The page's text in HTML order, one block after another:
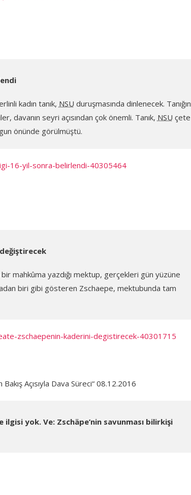
kadın tanık, NSU duruşmasında dinlenecek. Tanığın
davanın seyri açısından çok önemli. Tanık, NSU çete
önünde görülmüştü.
16-yil-sonra-belirlendi-40305464
mahkûma yazdığı mektup, gerçekleri gün yüzüne
biri gibi gösteren Zschaepe, mektubunda tam
zschaepenin-kaderini-degistirecek-40301715
Açısıyla Dava Süreci“ 08.12.2016
ilgisi yok. Ve: Zschäpe’nin savunması bilirkişi